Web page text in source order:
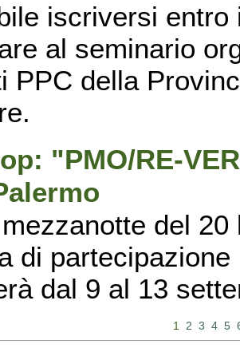
iscriversi
al seminario
PPC della
"PMO/RE-
del
di
dal 9 al 13
1 2 3 4 5